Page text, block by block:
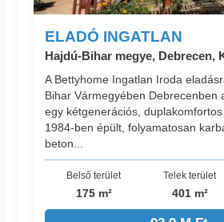
ELADÓ INGATLAN
Hajdú-Bihar megye, Debrecen,
A Bettyhome Ingatlan Iroda
Bihar Vármegyében Debrecenben
egy kétgenerációs,
1984-ben épült, folyamatosan
beton...
Belső terület
175 m²
Telek terület
401 m²